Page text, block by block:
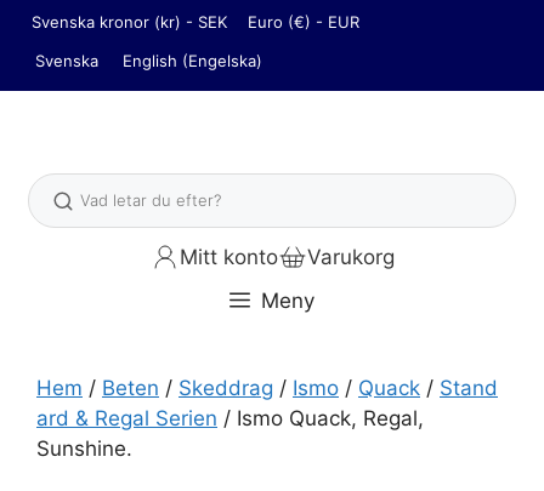
Hoppa
innehåll
Svenska kronor (kr) - SEK Euro (€) - EUR
Svenska English (Engelska)
Mitt konto
Varukorg
Meny
Hem / Beten / Skeddrag / Ismo / Quack / Stand
ard & Regal Serien / Ismo Quack, Regal,
Sunshine.